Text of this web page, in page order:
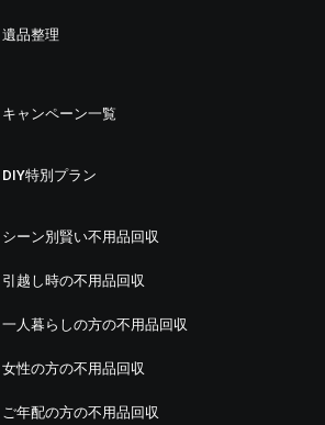
遺品整理
キャンペーン一覧
DIY特別プラン
シーン別賢い不用品回収
引越し時の不用品回収
一人暮らしの方の不用品回収
女性の方の不用品回収
ご年配の方の不用品回収